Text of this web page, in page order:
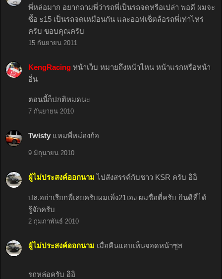
พี่หล่อมาก อยากถามพี่ว่ารถพี่เป็นรถจดหรือเปล่า พอดี ผมจะ
ซื้อ s15 เป็นรถจดเหมือนกัน และออฟเซ็ตล้อรถพี่เท่าไหร่
ครับ ขอบคุณครับ
15 กันยายน 2011
KengRacing หน้าเว็บ หมายถึงหน้าไหน หน้าแรกหรือหน้า
อื่น
ตอนนี้ก็ปกติหมดนะ
7 กันยายน 2010
Twisty แหมพี่หม่องก้อ
9 มิถุนายน 2010
ผู้ไม่ประสงค์ออกนาม ไปสังสรรค์กับชาว KSR ครับ อิอิ
ปล.อย่าเรียกพี่เลยครับผมเพิ่ง21เอง ผมชื่อตี๋ครับ ยินดีที่ได้
รู้จักครับ
2 กุมภาพันธ์ 2010
ผู้ไม่ประสงค์ออกนาม เมื่อคืนแอบเห็นจอดหน้าซูส
รถหล่อครับ อิอิ